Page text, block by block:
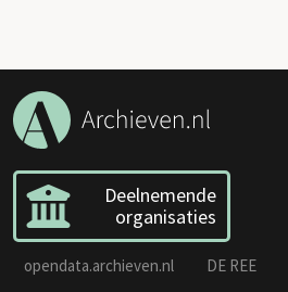
Deelnemende
organisaties
opendata.archieven.nl DE REE